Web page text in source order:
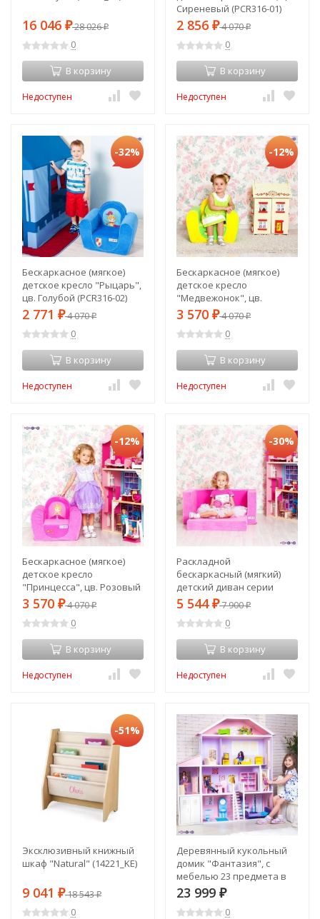
16 046 ₽28 026₽
0
В корзину
Недоступен
Сиреневый (PCR316-01)
2 856 ₽4 070₽
0
В корзину
Недоступен
-32%
Бескаркасное (мягкое)
детское кресло "Рыцарь",
цв. Голубой (PCR316-02)
2 771 ₽4 070₽
0
В корзину
Недоступен
-12%
Бескаркасное (мягкое)
детское кресло
"Медвежонок", цв.
Желтый+Салатовый
(PCR316-03)
3 570 ₽4 070₽
0
В корзину
Недоступен
-12%
Бескаркасное (мягкое)
детское кресло
"Принцесса", цв. Розовый
(PCR316)
3 570 ₽4 070₽
0
В корзину
Недоступен
-30%
Раскладной
бескаркасный (мягкий)
детский диван серии
"Классик", цв. Розовый
(PCR316-05)
5 544 ₽7 900₽
0
В корзину
Недоступен
-51%
Эксклюзивный книжный
шкаф "Natural" (14221_KE)
9 041 ₽18 543₽
0
Деревянный кукольный
домик "Фантазия", с
мебелью 23 предмета в
наборе и с гаражом, для
кукол 30 см (PD316-03)
23 999 ₽
0